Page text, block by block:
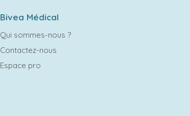
Bivea Médical
Qui sommes-nous ?
Contactez-nous
Espace pro